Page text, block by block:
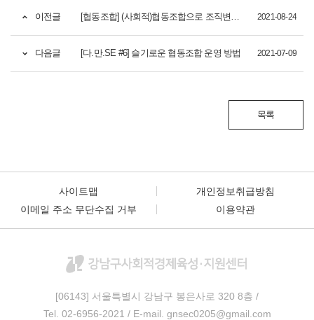
이전글 [협동조합] (사회적)협동조합으로 조직변경이 가능한 주체 2021-08-24
다음글 [다.만.SE #6] 슬기로운 협동조합 운영 방법 2021-07-09
목록
사이트맵
개인정보취급방침
이메일 주소 무단수집 거부
이용약관
[06143] 서울특별시 강남구 봉은사로 320 8층 /
Tel. 02-6956-2021 / E-mail. gnsec0205@gmail.com